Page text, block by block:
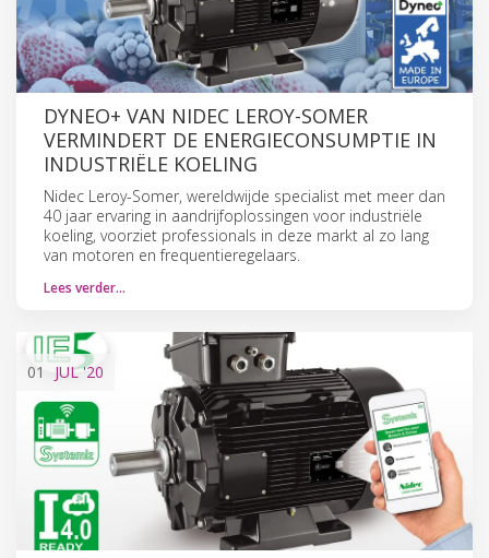
DYNEO+ VAN NIDEC LEROY-SOMER
VERMINDERT DE ENERGIECONSUMPTIE IN
INDUSTRIËLE KOELING
Nidec Leroy-Somer, wereldwijde specialist met meer dan
40 jaar ervaring in aandrijfoplossingen voor industriële
koeling, voorziet professionals in deze markt al zo lang
van motoren en frequentieregelaars.
Lees verder…
01 JUL'20